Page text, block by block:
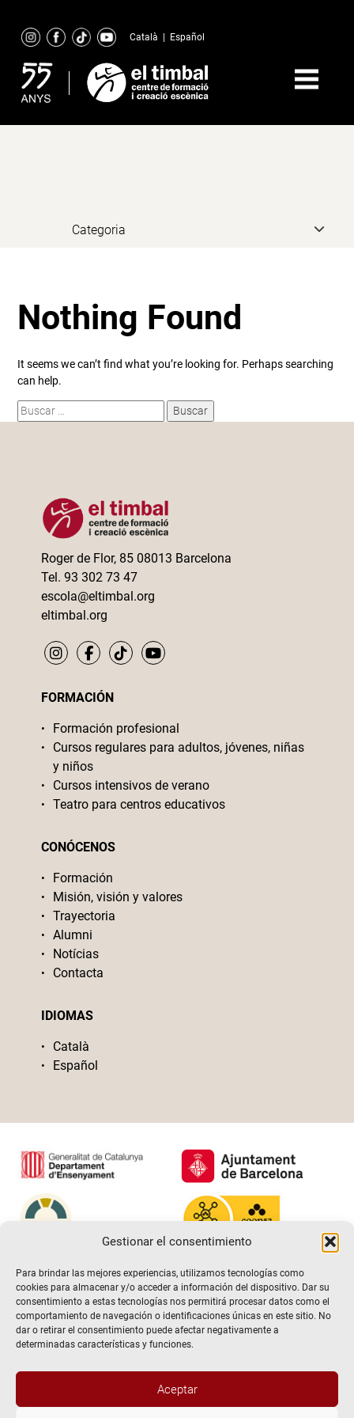
Gestionar el consentimiento
Para brindar las mejores experiencias, utilizamos tecnologías como
cookies para almacenar y/o acceder a información del dispositivo. Dar su
consentimiento a estas tecnologías nos permitirá procesar datos como el
comportamiento de navegación o identificaciones únicas en este sitio. No
dar o retirar el consentimiento puede afectar negativamente a
determinadas características y funciones.
Aceptar
content
Català Español
Nothing Found
It seems we can’t find what you’re looking for. Perhaps searching
can help.
Buscar:
Roger de Flor, 85 08013 Barcelona
Tel. 93 302 73 47
escola@eltimbal.org
eltimbal.org
FORMACIÓN
Formación profesional
Cursos regulares para adultos, jóvenes, niñas
y niños
Cursos intensivos de verano
Teatro para centros educativos
CONÓCENOS
Formación
Misión, visión y valores
Trayectoria
Alumni
Notícias
Contacta
IDIOMAS
Català
Español